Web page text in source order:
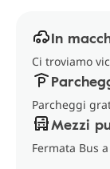
In
Ci troviamo
Parcheggi
Mezzi
Fermata Bus